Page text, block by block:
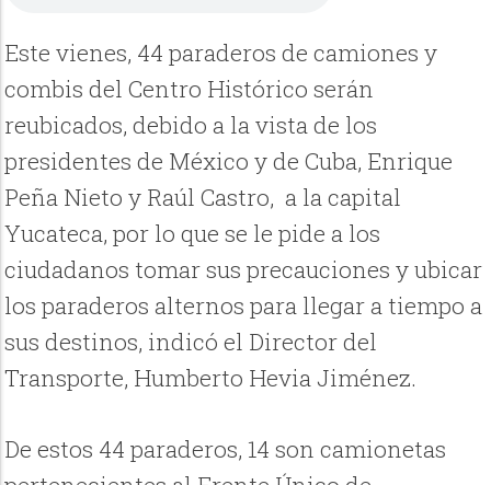
Este vienes, 44 paraderos de camiones y
combis del Centro Histórico serán
reubicados, debido a la vista de los
presidentes de México y de Cuba, Enrique
Peña Nieto y Raúl Castro, a la capital
Yucateca, por lo que se le pide a los
ciudadanos tomar sus precauciones y ubicar
los paraderos alternos para llegar a tiempo a
sus destinos, indicó el Director del
Transporte, Humberto Hevia Jiménez.
De estos 44 paraderos, 14 son camionetas